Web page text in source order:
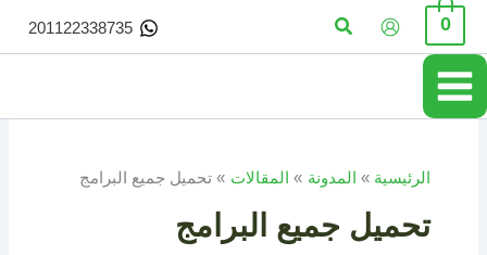
تخطي
المحتوى
0 البحث 201122338735
الرئيسية المدونة المقالات تحميل جميع البرامج
تحميل جميع البرامج